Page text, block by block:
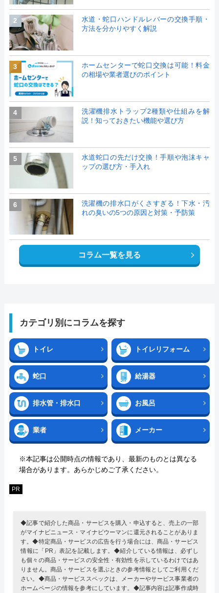
2
水道・蛇口ハンドルレバーの交換手順・
方法を分かりやすく解説
3
ホームセンターで蛇口交換は可能！料金
の相場や業者選びのポイント
4
洗濯機排水トラップ2種類や仕組みを解
説！知っておきたい機能や選び方
5
水道蛇口の先だけ交換！手順や泡沫キャ
ップの選び方・手入れ
6
洗濯機の排水口がくさすぎる！下水・汚
れの臭いの5つの原因と対策・予防策
コラム一覧を見る
カテゴリ別にコラムを探す
トイレ トイレリフォーム
蛇口 給湯器
排水管・排水口 お風呂
業者 メーカー
※本記事は公開時点の情報であり、最新のものとは異なる
場合があります。あらかじめご了承ください。
PR
◆記事で紹介した商品・サービスを購入・申込すると、売上の一部
がマイナビニュース・マイナビウーマンに還元されることがありま
す。◆特定商品・サービスの広告を行う場合には、商品・サービス
情報に「PR」表記を記載します。◆紹介している情報は、必ずし
も個々の商品・サービスの安全性・有効性を示しているわけではあ
りません。商品・サービスを選ぶときの参考情報としてご利用くだ
さい。◆商品・サービススペックは、メーカーやサービス事業者の
ホームページの情報を参考にしています。◆記事内容は記事作成時